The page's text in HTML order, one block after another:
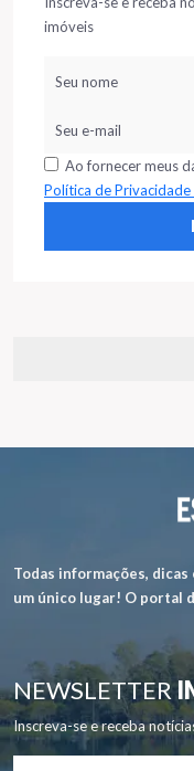
imóveis
Ao fornecer meus
Política de Privacidade
Todas informações,
um único lugar! O portal
NEWSLETTER
Inscreva-se e receba